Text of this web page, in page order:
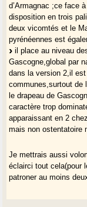
d’Armagnac ;ce face
disposition en trois
deux vicomtés et le
pyrénéennes est
il place au niveau
Gascogne,global par
dans la version 2,il
communes,surtout de
le drapeau de
caractère trop
apparaissant en 2
mais non ostentatoire
Je mettrais aussi
éclairci tout cela(pour
patroner au moins